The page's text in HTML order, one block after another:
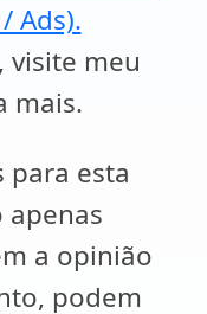
Ads).
visite meu
mais.
para esta
apenas
a opinião
podem